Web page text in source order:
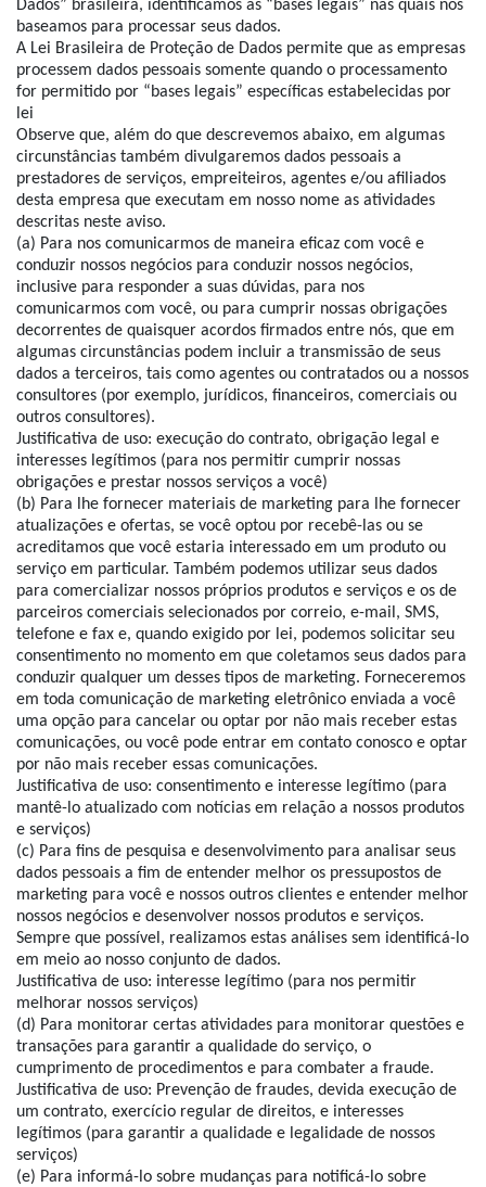
Dados” brasileira, identificamos as “bases legais” nas quais nos
baseamos para processar seus dados.
A Lei Brasileira de Proteção de Dados permite que as empresas
processem dados pessoais somente quando o processamento
for permitido por “bases legais” específicas estabelecidas por
lei
Observe que, além do que descrevemos abaixo, em algumas
circunstâncias também divulgaremos dados pessoais a
prestadores de serviços, empreiteiros, agentes e/ou afiliados
desta empresa que executam em nosso nome as atividades
descritas neste aviso.
(a) Para nos comunicarmos de maneira eficaz com você e
conduzir nossos negócios para conduzir nossos negócios,
inclusive para responder a suas dúvidas, para nos
comunicarmos com você, ou para cumprir nossas obrigações
decorrentes de quaisquer acordos firmados entre nós, que em
algumas circunstâncias podem incluir a transmissão de seus
dados a terceiros, tais como agentes ou contratados ou a nossos
consultores (por exemplo, jurídicos, financeiros, comerciais ou
outros consultores).
Justificativa de uso: execução do contrato, obrigação legal e
interesses legítimos (para nos permitir cumprir nossas
obrigações e prestar nossos serviços a você)
(b) Para lhe fornecer materiais de marketing para lhe fornecer
atualizações e ofertas, se você optou por recebê-las ou se
acreditamos que você estaria interessado em um produto ou
serviço em particular. Também podemos utilizar seus dados
para comercializar nossos próprios produtos e serviços e os de
parceiros comerciais selecionados por correio, e-mail, SMS,
telefone e fax e, quando exigido por lei, podemos solicitar seu
consentimento no momento em que coletamos seus dados para
conduzir qualquer um desses tipos de marketing. Forneceremos
em toda comunicação de marketing eletrônico enviada a você
uma opção para cancelar ou optar por não mais receber estas
comunicações, ou você pode entrar em contato conosco e optar
por não mais receber essas comunicações.
Justificativa de uso: consentimento e interesse legítimo (para
mantê-lo atualizado com notícias em relação a nossos produtos
e serviços)
(c) Para fins de pesquisa e desenvolvimento para analisar seus
dados pessoais a fim de entender melhor os pressupostos de
marketing para você e nossos outros clientes e entender melhor
nossos negócios e desenvolver nossos produtos e serviços.
Sempre que possível, realizamos estas análises sem identificá-lo
em meio ao nosso conjunto de dados.
Justificativa de uso: interesse legítimo (para nos permitir
melhorar nossos serviços)
(d) Para monitorar certas atividades para monitorar questões e
transações para garantir a qualidade do serviço, o
cumprimento de procedimentos e para combater a fraude.
Justificativa de uso: Prevenção de fraudes, devida execução de
um contrato, exercício regular de direitos, e interesses
legítimos (para garantir a qualidade e legalidade de nossos
serviços)
(e) Para informá-lo sobre mudanças para notificá-lo sobre